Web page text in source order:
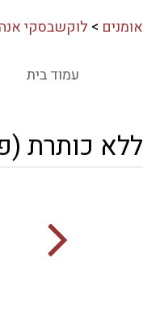
אומנים > לוקשבסקי אנה
עמוד בית
ללא כותרת